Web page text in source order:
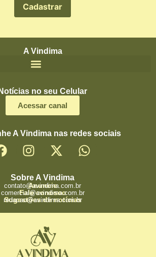
A Vindima
Notícias no seu Celular
Acessar canal
A Vindima nas redes sociais
Sobre A Vindima
Anuncie
contato@avindima.com.br
Fale conosco
comercial@avindima.com.br
Sugestões de notícias
redacao@avindima.com.br